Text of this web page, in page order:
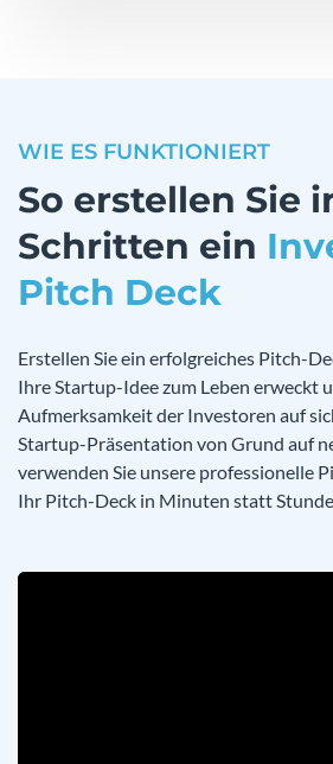
WIE ES FUNKTIONIERT
So erstellen Sie
Schritten ein
Pitch Deck
Erstellen Sie ein erfolgreiches Pitch-
Ihre Startup-Idee zum Leben erweckt
Aufmerksamkeit der Investoren auf
Startup-Präsentation von Grund auf
verwenden Sie unsere professionelle
Ihr Pitch-Deck in Minuten statt